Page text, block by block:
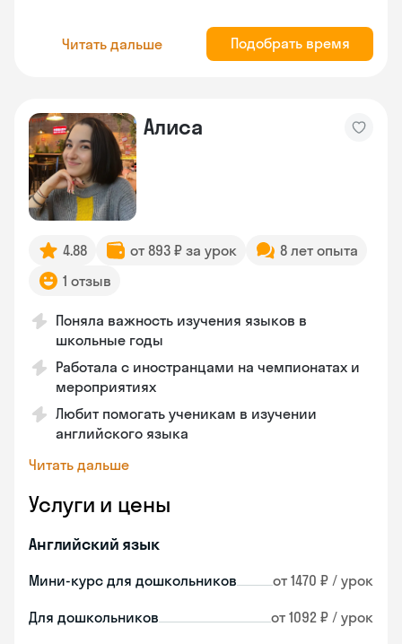
Читать дальше Подобрать время
Алиса
4.88 от 893 ₽ за урок
8 лет опыта
1 отзыв
Поняла важность изучения языков в
школьные годы
Работала с иностранцами на чемпионатах и
мероприятиях
Любит помогать ученикам в изучении
английского языка
Читать дальше
Услуги и цены
Английский язык
Мини-курс для дошкольников от 1470 ₽ / урок
Для дошкольников от 1092 ₽ / урок